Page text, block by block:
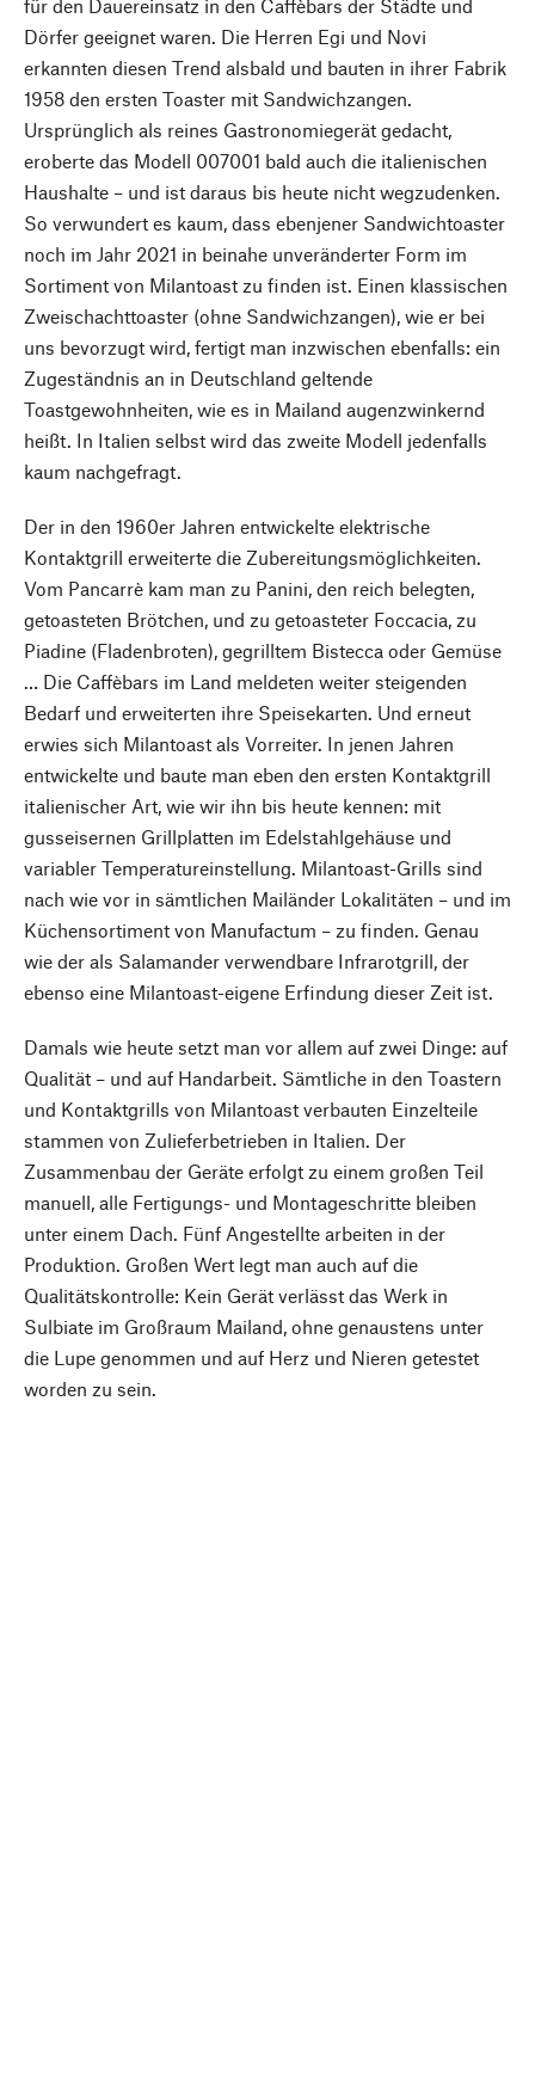
für den Dauereinsatz in den Caffèbars der Städte und
Dörfer geeignet waren. Die Herren Egi und Novi
erkannten diesen Trend alsbald und bauten in ihrer Fabrik
1958 den ersten Toaster mit Sandwichzangen.
Ursprünglich als reines Gastronomiegerät gedacht,
eroberte das Modell 007001 bald auch die italienischen
Haushalte – und ist daraus bis heute nicht wegzudenken.
So verwundert es kaum, dass ebenjener Sandwichtoaster
noch im Jahr 2021 in beinahe unveränderter Form im
Sortiment von Milantoast zu finden ist. Einen klassischen
Zweischachttoaster (ohne Sandwichzangen), wie er bei
uns bevorzugt wird, fertigt man inzwischen ebenfalls: ein
Zugeständnis an in Deutschland geltende
Toastgewohnheiten, wie es in Mailand augenzwinkernd
heißt. In Italien selbst wird das zweite Modell jedenfalls
kaum nachgefragt.
Der in den 1960er Jahren entwickelte elektrische
Kontaktgrill erweiterte die Zubereitungsmöglichkeiten.
Vom Pancarrè kam man zu Panini, den reich belegten,
getoasteten Brötchen, und zu getoasteter Foccacia, zu
Piadine (Fladenbroten), gegrilltem Bistecca oder Gemüse
… Die Caffèbars im Land meldeten weiter steigenden
Bedarf und erweiterten ihre Speisekarten. Und erneut
erwies sich Milantoast als Vorreiter. In jenen Jahren
entwickelte und baute man eben den ersten Kontaktgrill
italienischer Art, wie wir ihn bis heute kennen: mit
gusseisernen Grillplatten im Edelstahlgehäuse und
variabler Temperatureinstellung. Milantoast-Grills sind
nach wie vor in sämtlichen Mailänder Lokalitäten – und im
Küchensortiment von Manufactum – zu finden. Genau
wie der als Salamander verwendbare Infrarotgrill, der
ebenso eine Milantoast-eigene Erfindung dieser Zeit ist.
Damals wie heute setzt man vor allem auf zwei Dinge: auf
Qualität – und auf Handarbeit. Sämtliche in den Toastern
und Kontaktgrills von Milantoast verbauten Einzelteile
stammen von Zulieferbetrieben in Italien. Der
Zusammenbau der Geräte erfolgt zu einem großen Teil
manuell, alle Fertigungs- und Montageschritte bleiben
unter einem Dach. Fünf Angestellte arbeiten in der
Produktion. Großen Wert legt man auch auf die
Qualitätskontrolle: Kein Gerät verlässt das Werk in
Sulbiate im Großraum Mailand, ohne genaustens unter
die Lupe genommen und auf Herz und Nieren getestet
worden zu sein.